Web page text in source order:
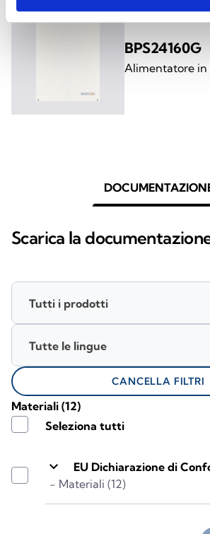
BPS24160G
Alimentatore in
Scarica la
keyboard_arrow_down
EU Dichiarazione di
- Materiali (12)
Materiali (12)
Seleziona tutti
Tutti i prodotti
Tutte le lingue
CANCELLA FILTRI